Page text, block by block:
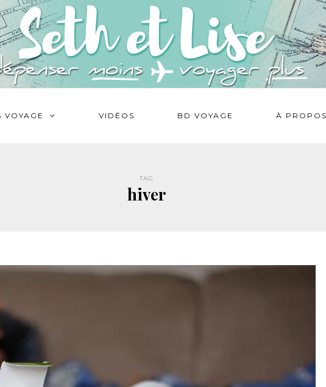
VOYAGE VIDÉOS BD VOYAGE À PROPOS
TAG
hiver